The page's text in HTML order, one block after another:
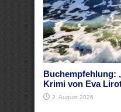
Buchempfehlung:
Krimi von Eva
2. August 2026